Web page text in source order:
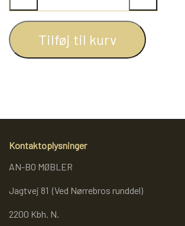
REOL EDGE
REOL MISTRAL
BOGREOLER 40 CM
VÆGPANELER
SPEJLE
OM OS
findes i flere varianter og størrelser samt 2
kvalitet - ingen kompromis.
Tilføj til kurv
Kontaktoplysninger
AN-BO MØBLER
Jagtvej 81 (Ved Nørrebros runddel)
2200 Kbh. N.